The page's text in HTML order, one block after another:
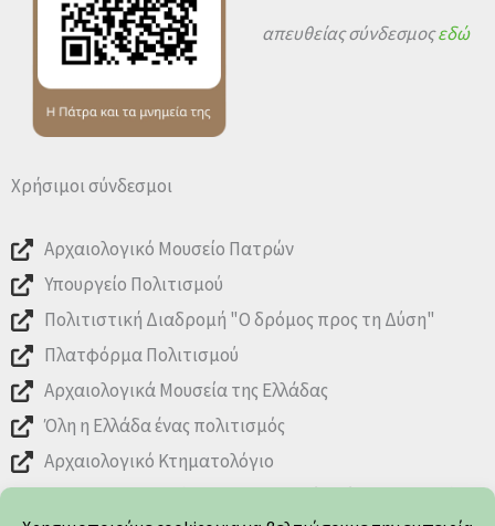
απευθείας σύνδεσμοςεδώ
Χρήσιμοι σύνδεσμοι
Αρχαιολογικό Μουσείο Πατρών
Υπουργείο Πολιτισμού
Πολιτιστική Διαδρομή "Ο δρόμος προς τη Δύση"
Πλατφόρμα Πολιτισμού
Αρχαιολογικά Μουσεία της Ελλάδας
Όλη η Ελλάδα ένας πολιτισμός
Αρχαιολογικό Κτηματολόγιο